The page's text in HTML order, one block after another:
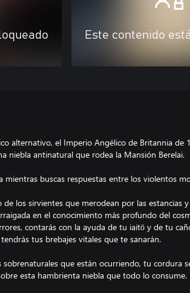
Este contenido
alternativo, el Imperio Angélico de Britannia de
niebla antinatural que rodea la Mansión Berelai.
mientras buscas respuestas entre los violentos
los sirvientes que merodean por las estancias
en el conocimiento más profundo del
contarás con la ayuda de tu iaitō y de tu
tus brebajes vitales que te sanarán.
sobrenaturales que están ocurriendo, tu cordura
esta hambrienta niebla que todo lo consume.